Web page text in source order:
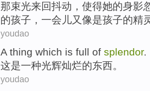
那束光来回抖动 ， 使得她的身影
的孩子 ，一会儿又 像是孩子的精
youdao
A thing which is full of splendor.
这是一种光辉灿烂的东西。
youdao